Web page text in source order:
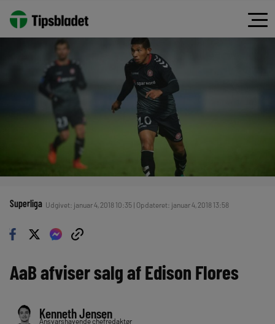
Superliga Udgivet: januar 4, 2018 10:35 | Opdateret: januar 4, 2018 13:58
AaB afviser salg af Edison Flores
Kenneth Jensen
Ansvarshavende chefredaktør